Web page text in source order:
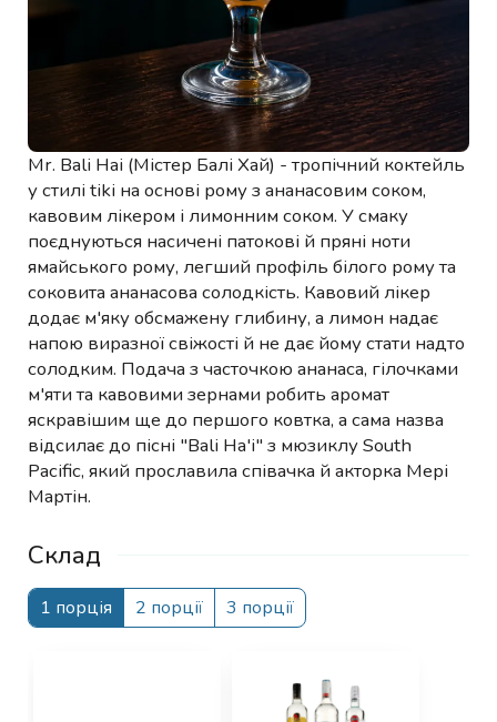
Mr. Bali Hai (Містер Балі Хай) - тропічний коктейль
у стилі tiki на основі рому з ананасовим соком,
кавовим лікером і лимонним соком. У смаку
поєднуються насичені патокові й пряні ноти
ямайського рому, легший профіль білого рому та
соковита ананасова солодкість. Кавовий лікер
додає м'яку обсмажену глибину, а лимон надає
напою виразної свіжості й не дає йому стати надто
солодким. Подача з часточкою ананаса, гілочками
м'яти та кавовими зернами робить аромат
яскравішим ще до першого ковтка, а сама назва
відсилає до пісні "Bali Ha'i" з мюзиклу South
Pacific, який прославила співачка й акторка Мері
Мартін.
Склад
1 порція 2 порції 3 порції